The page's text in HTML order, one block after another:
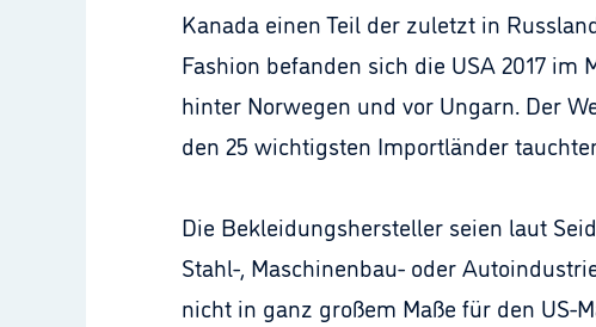
Kanada einen Teil der zuletzt in
Fashion befanden sich die USA 2017
hinter Norwegen und vor Ungarn. Der
den 25 wichtigsten Importländer
Die Bekleidungshersteller seien laut
Stahl-, Maschinenbau- oder
nicht in ganz großem Maße für den US-